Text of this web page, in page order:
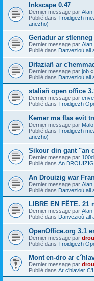
Inkscape 0.47
Dernier message par Alan
Publié dans Troidigezh
anezho)
Geriadur ar
Dernier message par Alan
Publié dans Danvezioù all
Difaziañ ar
Dernier message par job «
Publié dans Danvezioù all
staliañ open office
Dernier message par
Publié dans Troidigezh
Kemer ma flas evit
Dernier message par
Publié dans Troidigezh
anezho)
Sikour din gant "an
Dernier message par
Publié dans An
An Drouizig war
Dernier message par Alan
Publié dans Danvezioù all
LIBRE EN FÊTE. 21
Dernier message par Alan
Publié dans Danvezioù all
OpenOffice.org 3.1
Dernier message par
Publié dans Troidigezh
Mont en-dro ar
Dernier message par
Publié dans Ar c'hlavier